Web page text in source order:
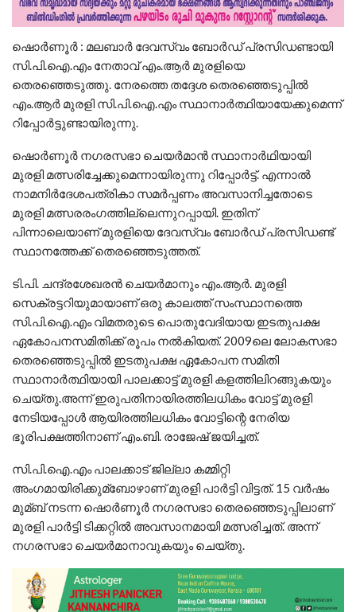
ഷൊർണൂർ : മലബാര്‍ ദേവസ്വം ബോര്‍ഡ് പ്രസിഡണ്ടായി
സി.പി.ഐ.എം നേതാവ് എം.ആര്‍ മുരളിയെ
തെരഞ്ഞെടുത്തു. നേരത്തെ തദ്ദേശ തെരഞ്ഞെടുപ്പില്‍
എം.ആര്‍ മുരളി സി.പി.ഐ.എം സ്ഥാനാര്‍ത്ഥിയായേക്കുമെന്ന്
റിപ്പോര്‍ട്ടുണ്ടായിരുന്നു.
ഷൊര്‍ണൂര്‍ നഗരസഭാ ചെയര്‍മാന്‍ സ്ഥാനാര്‍ഥിയായി
മുരളി മത്സരിച്ചേക്കുമെന്നായിരുന്നു റിപ്പോര്‍ട്ട്. എന്നാല്‍
നാമനിര്‍ദേശപത്രികാ സമര്‍പ്പണം അവസാനിച്ചതോടെ
മുരളി മത്സരരംഗത്തില്ലെന്നുറപ്പായി. ഇതിന്
പിന്നാലെയാണ് മുരളിയെ ദേവസ്വം ബോര്‍ഡ് പ്രസിഡണ്ട്
സ്ഥാനത്തേക്ക് തെരഞ്ഞെടുത്തത്.
ടി.പി. ചന്ദ്രശേഖരന്‍ ചെയര്‍മാനും എം.ആര്‍. മുരളി
സെക്രട്ടറിയുമായാണ് ഒരു കാലത്ത് സംസ്ഥാനത്തെ
സി.പി.ഐ.എം വിമതരുടെ പൊതുവേദിയായ ഇടതുപക്ഷ
ഏകോപനസമിതിക്ക് രൂപം നല്‍കിയത്. 2009ലെ ലോകസഭാ
തെരഞ്ഞെടുപ്പില്‍ ഇടതുപക്ഷ ഏകോപന സമിതി
സ്ഥാനാര്‍ത്ഥിയായി പാലക്കാട്ട് മുരളി കളത്തിലിറങ്ങുകയും
ചെയ്തു.അന്ന് ഇരുപതിനായിരത്തിലധികം വോട്ട് മുരളി
നേടിയപ്പോള്‍ ആയിരത്തിലധികം വോട്ടിന്റെ നേരിയ
ഭൂരിപക്ഷത്തിനാണ് എം.ബി. രാജേഷ് ജയിച്ചത്.
സി.പി.ഐ.എം പാലക്കാട് ജില്ലാ കമ്മിറ്റി
അംഗമായിരിക്കുമ്ബോഴാണ് മുരളി പാര്‍ട്ടി വിട്ടത്. 15 വര്‍ഷം
മുമ്ബ് നടന്ന ഷൊര്‍ണൂര്‍ നഗരസഭാ തെരഞ്ഞെടുപ്പിലാണ്
മുരളി പാര്‍ട്ടി ടിക്കറ്റില്‍ അവസാനമായി മത്സരിച്ചത്. അന്ന്
നഗരസഭാ ചെയര്‍മാനാവുകയും ചെയ്തു.